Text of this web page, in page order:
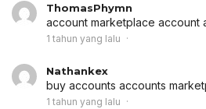
ThomasPhymn
account marketplace account
1 tahun yang lalu
Nathankex
buy accounts accounts
1 tahun yang lalu